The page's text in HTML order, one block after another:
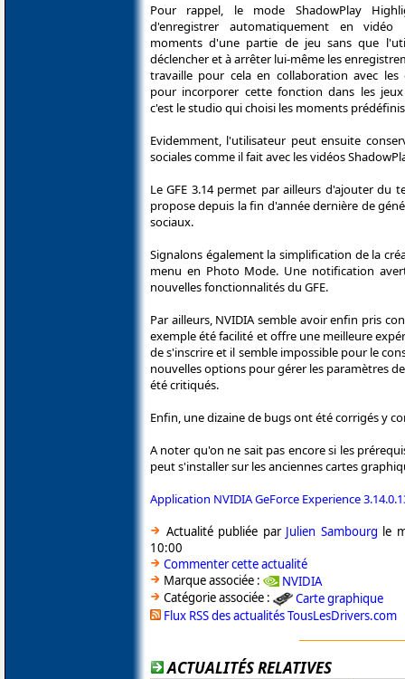
Pour rappel, le mode ShadowPlay
d'enregistrer automatiquement en vidéo
moments d'une partie de jeu sans que
déclencher et à arrêter lui-même les
travaille pour cela en collaboration avec les
pour incorporer cette fonction dans les
c'est le studio qui choisi les moments
Evidemment, l'utilisateur peut ensuite
sociales comme il fait avec les vidéos
Le GFE 3.14 permet par ailleurs d'ajouter du
propose depuis la fin d'année dernière de
sociaux.
Signalons également la simplification de la
menu en Photo Mode. Une notification
nouvelles fonctionnalités du GFE.
Par ailleurs, NVIDIA semble avoir enfin pris
exemple été facilité et offre une meilleure
de s'inscrire et il semble impossible pour le
nouvelles options pour gérer les paramètres
été critiqués.
Enfin, une dizaine de bugs ont été corrigés y
A noter qu'on ne sait pas encore si les
peut s'installer sur les anciennes cartes
Application NVIDIA GeForce Experience
Actualité publiée par Julien Sambourg le
10:00
Commenter cette actualité
Marque associée :
NVIDIA
Catégorie associée :
Carte graphique
Flux RSS des actualités TousLesDrivers.com
ACTUALITÉS RELATIVES